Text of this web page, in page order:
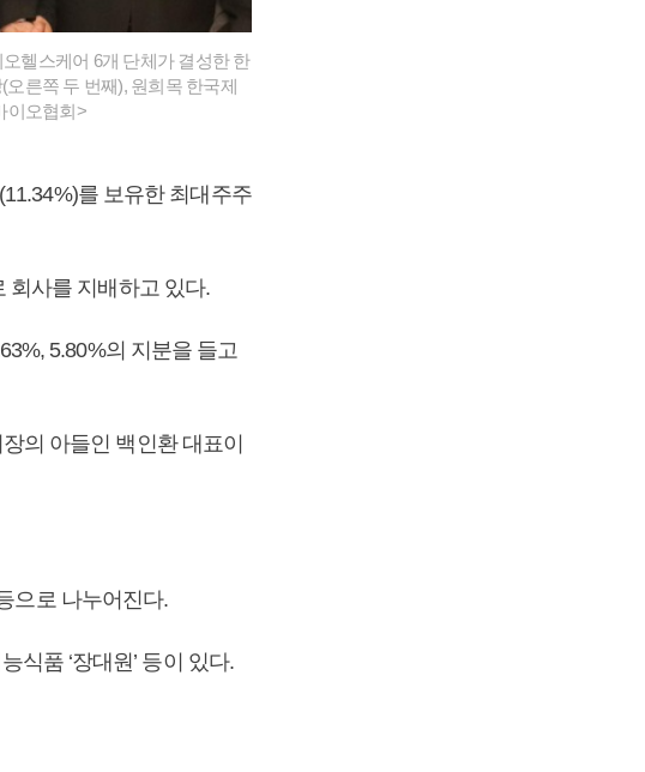
헬스케어 6개 단체가 결성한 한
른쪽 두 번째), 원희목 한국제
이오협회>
를 보유한 최대주주
회사를 지배하고 있다.
5.80%의 지분을 들고
의 아들인 백인환 대표이
으로 나누어진다.
식품 ‘장대원’ 등이 있다.